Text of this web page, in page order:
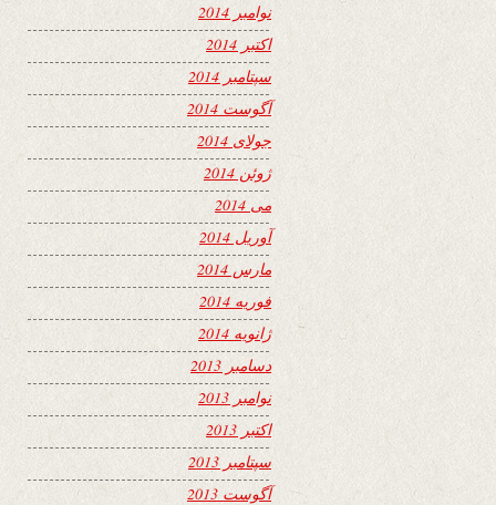
نوامبر 2014
اکتبر 2014
سپتامبر 2014
آگوست 2014
جولای 2014
ژوئن 2014
می 2014
آوریل 2014
مارس 2014
فوریه 2014
ژانویه 2014
دسامبر 2013
نوامبر 2013
اکتبر 2013
سپتامبر 2013
آگوست 2013